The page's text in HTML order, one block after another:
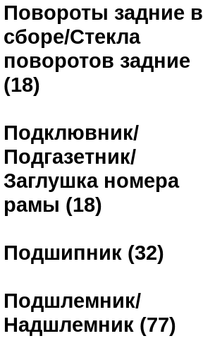
Повороты задние в
сборе/Стекла
поворотов задние
(18)
Подклювник/
Подгазетник/
Заглушка номера
рамы (18)
Подшипник (32)
Подшлемник/
Надшлемник (77)